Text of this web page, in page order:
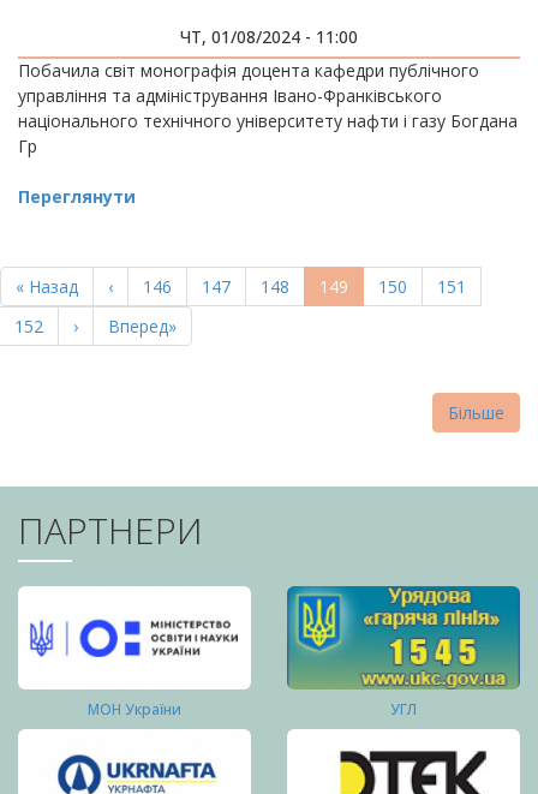
ЧТ, 01/08/2024 - 11:00
Побачила світ монографія доцента кафедри публічного
управління та адміністрування Івано-Франківського
національного технічного університету нафти і газу Богдана
Гр
Переглянути
НА
СТОРІНКИ
Перша
сторінка
« Назад
Попередня
сторінка
‹ Page
146 Page
147 Page
148
Поточна
сторінка
149 Page
150 Page
151
Page
152
Наступна
сторінка
›
Остання
сторінка
Вперед»
Більше
ПАРТНЕРИ
МОН України УГЛ